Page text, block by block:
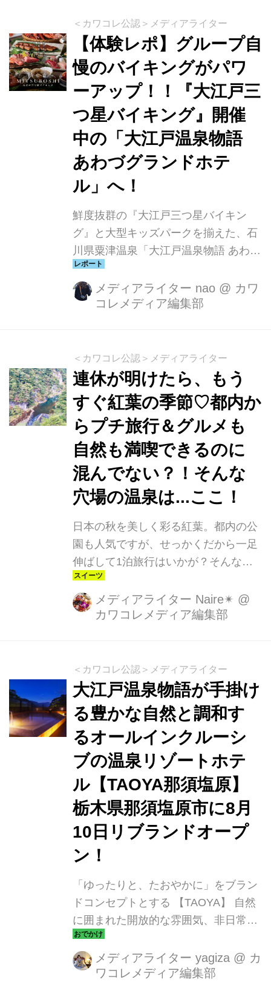
＜カワコレ公認＞メディアライター
【体験レポ】グループ自
慢のバイキングがパワ
ーアップ！！『大江戸三
つ星バイキング』開催
中の「大江戸温泉物語
あわづグランドホテ
ル」へ！
鮮度抜群の『大江戸三つ星バイキン
グ』と大型キッズパークを揃えた、石
川県粟津温泉「大江戸温泉物語 あわづ
グランドホテル」の魅力をご紹介しま
す♪
メディアライター nao @ カワ
コレメディア編集部
＜カワコレ公認＞メディアライター
連休が明けたら、もう
すぐ紅葉の季節♡都内か
らプチ旅行＆グルメも
自然も満喫できるのに
混んでない？！そんな
穴場の温泉は...ここ！
日本の秋を美しく彩る紅葉。都内の公
園も人気ですが、せっかくだから一足
伸ばして1泊旅行はいかが？そんな時
にぴったりな温泉街＆お宿をご紹介し
ます！メディアライター Naire✴︎ @
カワコレメディア編集部
＜カワコレ公認＞メディアライター
大江戸温泉物語が手掛け
る豊かな自然と調和す
るオールインクルーシ
ブの温泉リゾートホテ
ル【TAOYA那須塩原】
栃木県那須塩原市に8月
10日リブランドオープ
ン！
「ゆったりと、たおやかに」をブラン
ドコンセプトとする 【TAOYA】 自然
に囲まれた開放的な雰囲気、非日常の
時間にエスケープできる大人の隠れ家
【TAOYA那須塩原】オールインクルー
シブ*で、開湯約1200年の塩原温泉と
メディアライター yagiza @ カ
ワコレメディア編集部